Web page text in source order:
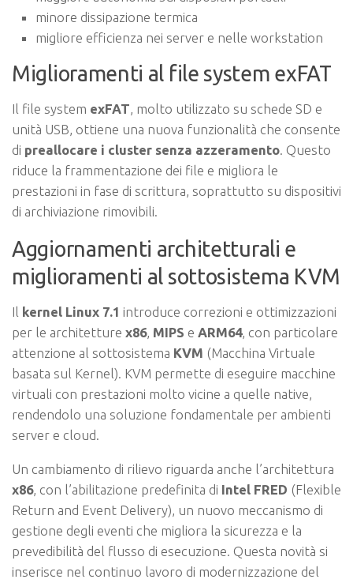
minore dissipazione termica
migliore efficienza nei server e nelle workstation
Miglioramenti al file system exFAT
Il file system exFAT, molto utilizzato su schede SD e
unità USB, ottiene una nuova funzionalità che consente
di preallocare i cluster senza azzeramento. Questo
riduce la frammentazione dei file e migliora le
prestazioni in fase di scrittura, soprattutto su dispositivi
di archiviazione rimovibili.
Aggiornamenti architetturali e
miglioramenti al sottosistema KVM
Il kernel Linux 7.1 introduce correzioni e ottimizzazioni
per le architetture x86, MIPS e ARM64, con particolare
attenzione al sottosistema KVM (Macchina Virtuale
basata sul Kernel). KVM permette di eseguire macchine
virtuali con prestazioni molto vicine a quelle native,
rendendolo una soluzione fondamentale per ambienti
server e cloud.
Un cambiamento di rilievo riguarda anche l’architettura
x86, con l’abilitazione predefinita di Intel FRED (Flexible
Return and Event Delivery), un nuovo meccanismo di
gestione degli eventi che migliora la sicurezza e la
prevedibilità del flusso di esecuzione. Questa novità si
inserisce nel continuo lavoro di modernizzazione del